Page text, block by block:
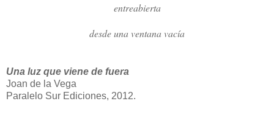
entreabierta
desde una ventana vacía
Una luz que viene de fuera
Joan de la Vega
Paralelo Sur Ediciones, 2012.